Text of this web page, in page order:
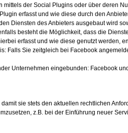
der Social Plugins oder über deren
erfasst und wie diese durch den
Diensten des Anbieters ausgebaut wird
besteht die Möglichkeit, dass die
erfasst und wie diese genutzt werden,
Falls Sie zeitgleich bei Facebook
Unternehmen eingebunden: Facebook
sie stets den aktuellen rechtlichen
z.B. bei der Einführung neuer